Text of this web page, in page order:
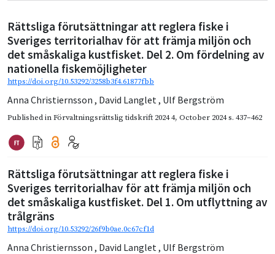
Rättsliga förutsättningar att reglera fiske i
Sveriges territorialhav för att främja miljön och
det småskaliga kustfisket. Del 2. Om fördelning av
nationella fiskemöjligheter
https://doi.org/10.53292/3258b3f4.61877fbb
Anna Christiernsson , David Langlet , Ulf Bergström
Published inFörvaltningsrättslig tidskrift 2024 4, October 2024s. 437–462
Rättsliga förutsättningar att reglera fiske i
Sveriges territorialhav för att främja miljön och
det småskaliga kustfisket. Del 1. Om utflyttning av
trålgräns
https://doi.org/10.53292/26f9b0ae.0c67cf1d
Anna Christiernsson , David Langlet , Ulf Bergström